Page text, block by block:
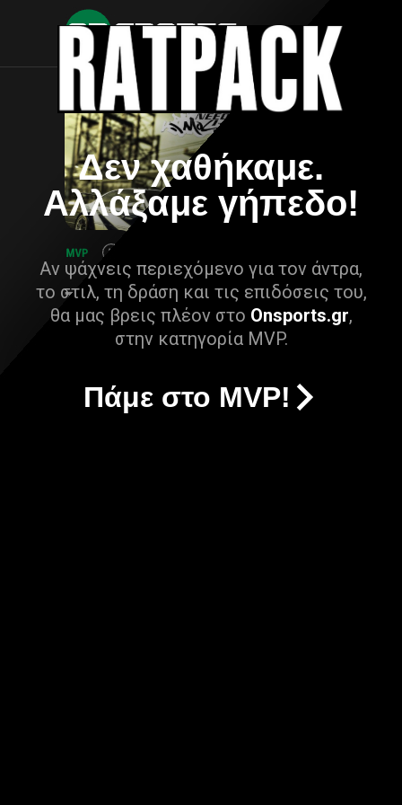
Δεν χαθήκαμε.
Αλλάξαμε γήπεδο!
Αν ψάχνεις περιεχόμενο για τον άντρα,
το στιλ, τη δράση και τις επιδόσεις του,
θα μας βρεις πλέον στο Onsports.gr,
στην κατηγορία MVP.
Πάμε στο MVP!